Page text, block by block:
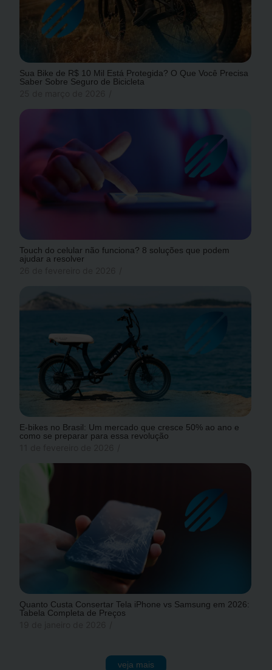
Sua Bike de R$ 10 Mil Está Protegida? O Que Você Precisa
Saber Sobre Seguro de Bicicleta
Touch do celular não funciona? 8 soluções que podem
ajudar a resolver
E-bikes no Brasil: Um mercado que cresce 50% ao ano e
como se preparar para essa revolução
Quanto Custa Consertar Tela iPhone vs Samsung em 2026:
Tabela Completa de Preços
veja mais